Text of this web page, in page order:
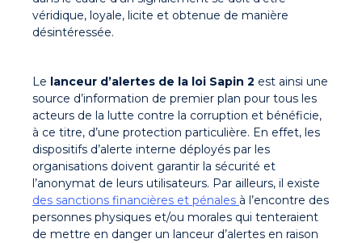
véridique, loyale, licite et obtenue de manière
désintéressée.
Le lanceur d’alertes de la loi Sapin 2 est ainsi une
source d’information de premier plan pour tous les
acteurs de la lutte contre la corruption et bénéficie,
à ce titre, d’une protection particulière. En effet, les
dispositifs d’alerte interne déployés par les
organisations doivent garantir la sécurité et
l’anonymat de leurs utilisateurs. Par ailleurs, il existe
des sanctions financières et pénales à l’encontre des
personnes physiques et/ou morales qui tenteraient
de mettre en danger un lanceur d’alertes en raison